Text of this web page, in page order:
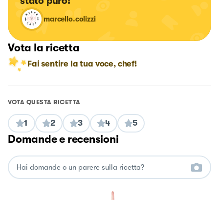
marcello.colizzi
Vota la ricetta
Fai sentire la tua voce, chef!
VOTA QUESTA RICETTA
1 2 3 4 5
Domande e recensioni